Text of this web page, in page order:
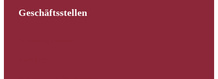
Geschäftsstellen